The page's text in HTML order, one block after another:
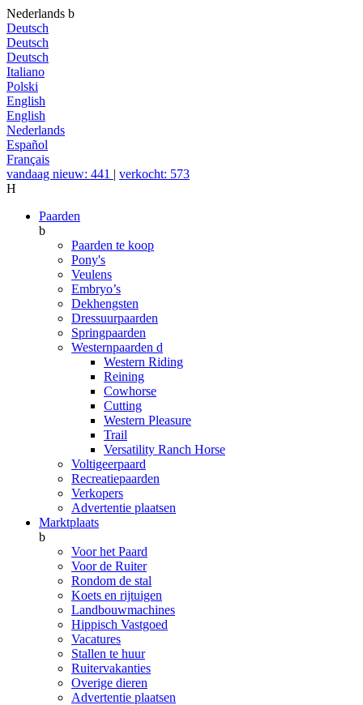
Nederlands b
Deutsch
Deutsch
Deutsch
Italiano
Polski
English
English
Nederlands
Español
Français
vandaag nieuw: 441 | verkocht: 573
H
Paarden
b
Paarden te koop
Pony's
Veulens
Embryo’s
Dekhengsten
Dressuurpaarden
Springpaarden
Westernpaarden d
Western Riding
Reining
Cowhorse
Cutting
Western Pleasure
Trail
Versatility Ranch Horse
Voltigeerpaard
Recreatiepaarden
Verkopers
Advertentie plaatsen
Marktplaats
b
Voor het Paard
Voor de Ruiter
Rondom de stal
Koets en rijtuigen
Landbouwmachines
Hippisch Vastgoed
Vacatures
Stallen te huur
Ruitervakanties
Overige dieren
Advertentie plaatsen